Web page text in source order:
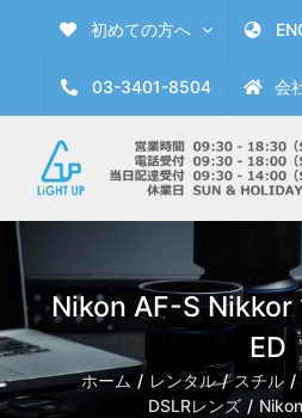
初めての方へ
03-3401-8504 会
Nikon AF-S Nikkor
ED
ホーム レンタル スチル
DSLRレンズ